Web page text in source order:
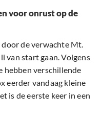
voor onrust op de
de verwachte Mt.
van start gaan. Volgens
hebben verschillende
eerder vandaag kleine
is de eerste keer in een